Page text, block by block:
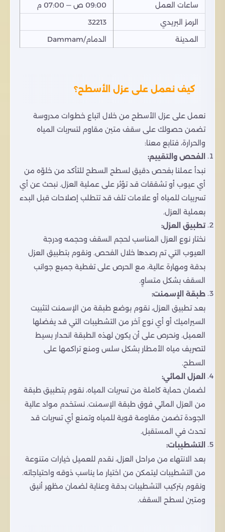
ساعات العمل
09:00 ص — 07:00 م
الرمز البريدي
32213
المدينة
الدمام/Dammam
كيف نعمل على عزل الأسطح؟
نعمل على عزل الأسطح من خلال اتباع خطوات مدروسة
تضمن حصولك على سقف متين مقاوم لتسربات المياه
والحرارة، فتابع معنا:
الفحص والتقييم:
نبدأ عملنا بفحص دقيق لسطح السطح للتأكد من خلوّه من
أي عيوب أو تشققات قد تؤثر على عملية العزل. نبحث عن أي
تسريبات للمياه أو علامات تلف قد تتطلب إصلاحات قبل البدء
بعملية العزل.
تطبيق العزل:
نختار نوع العزل المناسب لحجم السقف وحجمه ودرجة
العيوب التي تم رصدها خلال الفحص. ونقوم بتطبيق العزل
بدقة ومهارة عالية، مع الحرص على تغطية جميع جوانب
السقف بشكل متساوٍ.
طبقة الإسمنت:
بعد تطبيق العزل، نقوم بوضع طبقة من الإسمنت لتثبيت
السيراميك أو أي نوع آخر من التشطيبات التي قد يفضلها
العميل. ونحرص على أن يكون لهذه الطبقة انحدار بسيط
لتصريف مياه الأمطار بشكل سلس ومنع تراكمها على
السطح.
العزل المائي:
لضمان حماية كاملة من تسربات المياه، نقوم بتطبيق طبقة
من العزل المائي فوق طبقة الإسمنت. نستخدم مواد عالية
الجودة تضمن مقاومة قوية للمياه وتمنع أي تسربات قد
تحدث في المستقبل.
التشطيبات:
بعد الانتهاء من مراحل العزل، نقدم للعميل خيارات متنوعة
من التشطيبات ليتمكن من اختيار ما يناسب ذوقه واحتياجاته.
ونقوم بتركيب التشطيبات بدقة وعناية لضمان مظهر أنيق
ومتين لسطح السقف.